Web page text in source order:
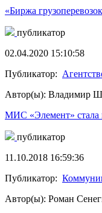
«Биржа
публикатор
02.04.2020 15:10:58
Публикатор:
Автор(ы): Владимир
МИС «Элемент» стала
публикатор
11.10.2018 16:59:36
Публикатор:
Автор(ы): Роман